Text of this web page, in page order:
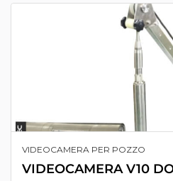
VIDEOCAMERA PER POZZO
VIDEOCAMERA V10